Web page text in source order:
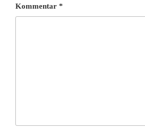
Kommentar *